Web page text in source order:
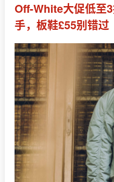
Off-White大促低至
手，板鞋£55别错过